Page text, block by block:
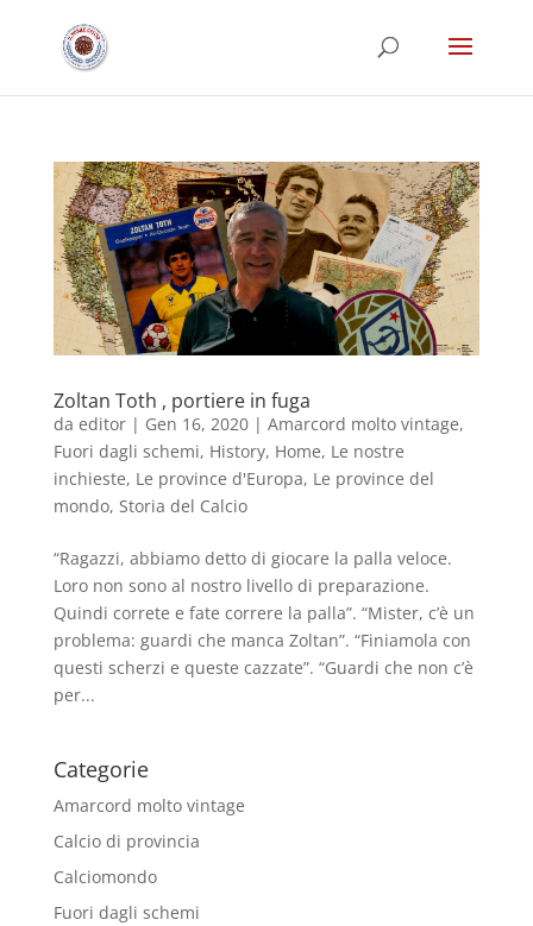
Zoltan Toth , portiere in fuga
da editor| Gen 16, 2020| Amarcord molto vintage,
Fuori dagli schemi, History, Home, Le nostre
inchieste, Le province d'Europa, Le province del
mondo, Storia del Calcio
“Ragazzi, abbiamo detto di giocare la palla veloce.
Loro non sono al nostro livello di preparazione.
Quindi correte e fate correre la palla”. “Mister, c’è un
problema: guardi che manca Zoltan”. “Finiamola con
questi scherzi e queste cazzate”. “Guardi che non c’è
per...
Categorie
Amarcord molto vintage
Calcio di provincia
Calciomondo
Fuori dagli schemi